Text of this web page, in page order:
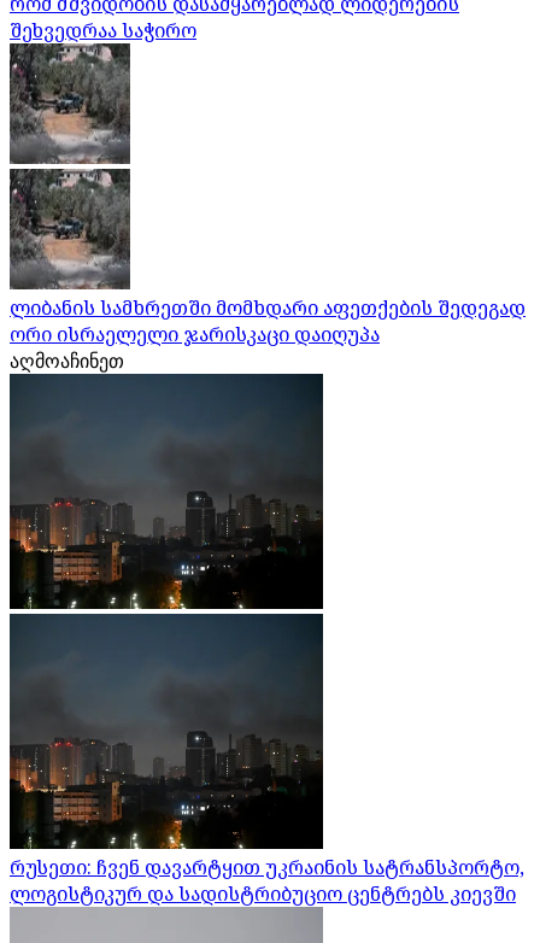
შეხვედრაა საჭირო
ლიბანის სამხრეთში მომხდარი აფეთქების შედეგად
ორი ისრაელელი ჯარისკაცი დაიღუპა
აღმოაჩინეთ
რუსეთი: ჩვენ დავარტყით უკრაინის სატრანსპორტო,
ლოგისტიკურ და სადისტრიბუციო ცენტრებს კიევში